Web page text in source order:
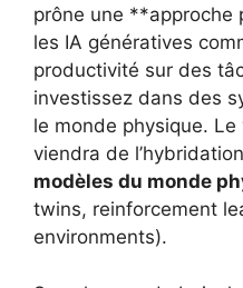
prône une **approche
les IA génératives
productivité sur des
investissez dans des
le monde physique.
viendra de
modèles du monde
twins, reinforcement
environments).